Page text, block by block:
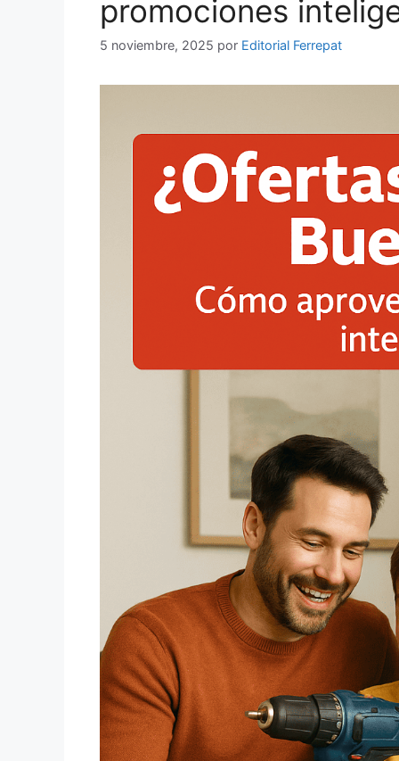
promociones
5 noviembre, 2025 por Editorial Ferrepat